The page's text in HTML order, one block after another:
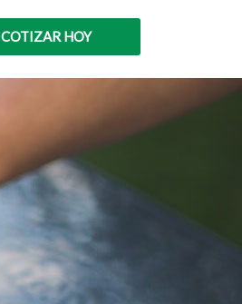
COTIZAR HOY